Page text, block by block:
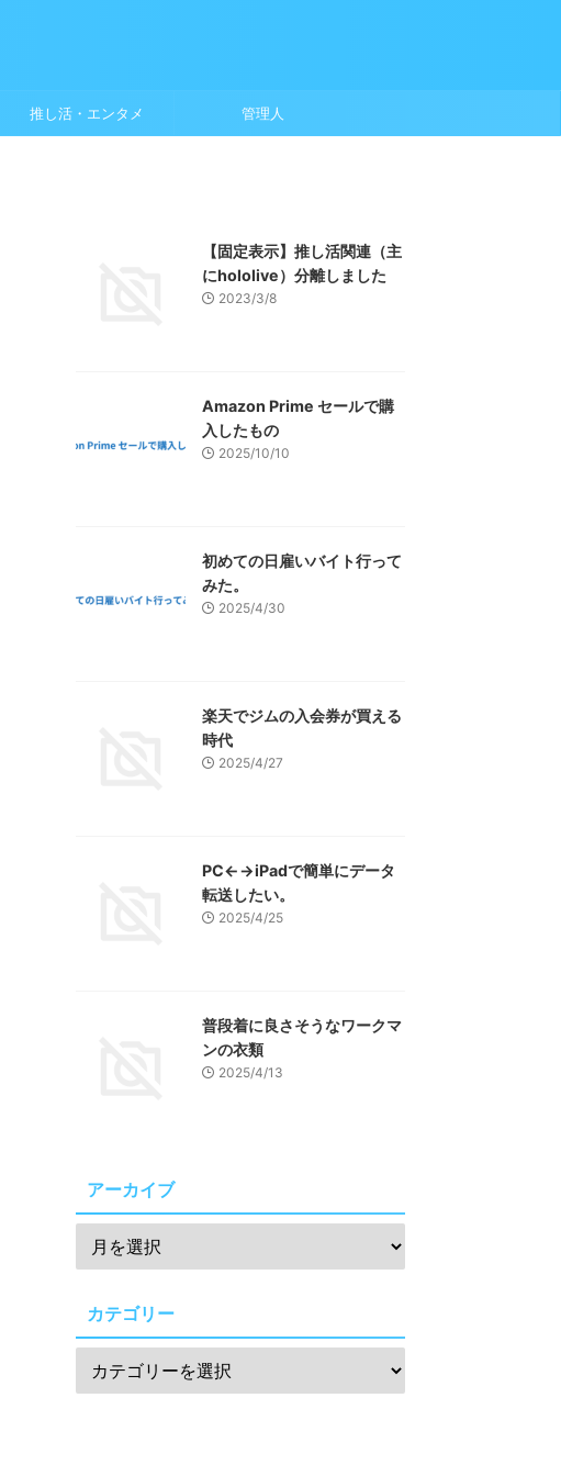
推し活・エンタメ 管理人
【固定表示】推し活関連（主
にhololive）分離しました
2023/3/8
Amazon Prime セールで購
入したもの
2025/10/10
初めての日雇いバイト行って
みた。
2025/4/30
楽天でジムの入会券が買える
時代
2025/4/27
PC←→iPadで簡単にデータ
転送したい。
2025/4/25
普段着に良さそうなワークマ
ンの衣類
2025/4/13
アーカイブ
カテゴリー